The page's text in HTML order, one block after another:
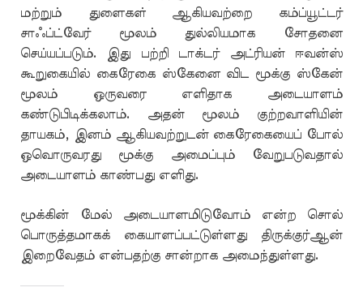
மற்றும் துளைகள் ஆகியவற்றை கம்ப்யூட்டர்
சாஃப்ட்வேர் மூலம் துல்லியமாக சோதனை
செய்யப்படும். இது பற்றி டாக்டர் அட்ரியன் ஈவன்ஸ்
கூறுகையில் கைரேகை ஸ்கேனை விட மூக்கு ஸ்கேன்
மூலம் ஒருவரை எளிதாக அடையாளம்
கண்டுபிடிக்கலாம். அதன் மூலம் குற்றவாளியின்
தாயகம், இனம் ஆகியவற்றுடன் கைரேகையைப் போல்
ஒவொருவரது மூக்கு அமைப்பும் வேறுபடுவதால்
அடையாளம் காண்பது எளிது.
மூக்கின் மேல் அடையாளமிடுவோம் என்ற சொல்
பொருத்தமாகக் கையாளப்பட்டுள்ளது திருக்குர்ஆன்
இறைவேதம் என்பதற்கு சான்றாக அமைந்துள்ளது.